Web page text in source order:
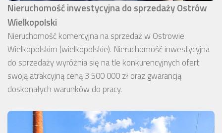
Nieruchomość inwestycyjna do sprzedaży Ostrów
Wielkopolski
Nieruchomość komercyjna na sprzedaż w Ostrowie
Wielkopolskim (wielkopolskie). Nieruchomość inwestycyjna
do sprzedaży wyróżnia się na tle konkurencyjnych ofert
swoją atrakcyjną ceną 3 500 000 zł oraz gwarancją
doskonałych warunków do pracy.